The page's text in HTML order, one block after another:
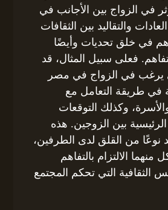
في الزواج بين الأجانب في
والتقاليد بين الثقافات
في خلق تحديات وأيضًا
فعلى سبيل المثال، قد
يرغب في الزواج في مصر
في طريقة التعامل مع
وكذلك التوقعات
الرئيسية بين الزوجين. هذه
نوعًا من القلق لدى الطرفين،
الالتزام بالتفاهم
الثقافية التي تحكم المجتمع